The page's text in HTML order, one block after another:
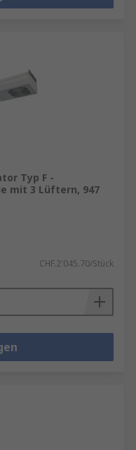
Typ F -
mit 3 Lüftern, 947
CHF.2'045.70/Stück